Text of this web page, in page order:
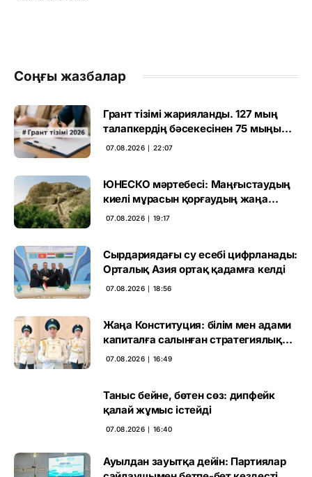
Соңғы жазбалар
Грант тізімі жарияланды. 127 мың
талапкердің бәсекесінен 75 мыңы
өтті
07.08.2026 ∣ 22:07
ЮНЕСКО мәртебесі: Маңғыстаудың
киелі мұрасын қорғаудың жаңа
кезеңі басталды
07.08.2026 ∣ 19:17
Сырдариядағы су есебі цифрланады:
Орталық Азия ортақ қадамға келді
07.08.2026 ∣ 18:56
Жаңа Конституция: білім мен адами
капиталға салынған стратегиялық
негіз
07.08.2026 ∣ 16:49
Таныс бейне, бөтен сөз: дипфейк
қалай жұмыс істейді
07.08.2026 ∣ 16:40
Ауылдан зауытқа дейін: Партиялар